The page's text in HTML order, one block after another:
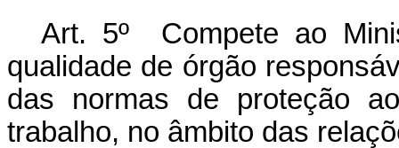
Art. 5º Compete ao
qualidade de órgão
das normas de proteção
trabalho, no âmbito das